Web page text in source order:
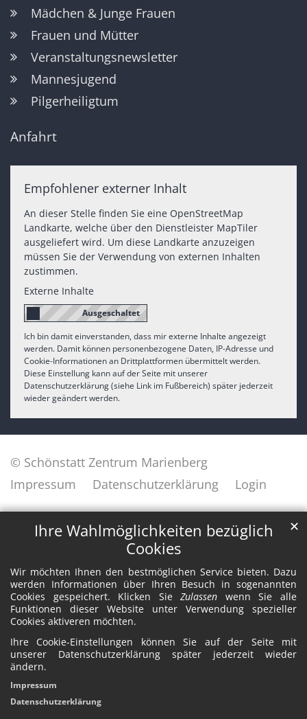
Ihre Wahlmöglichkeiten bezüglich
Cookies
Wir möchten Ihnen den bestmöglichen Service bieten. Dazu
werden Informationen über Ihren Besuch in sogenannten
Cookies gespeichert. Klicken SieZulassen wenn Sie alle
Funktionen dieser Website unter Verwendung spezieller
Cookies aktiveren möchten.
Ihre Cookie-Einstellungen können Sie auf der Seite mit
unserer Datenschutzerklärung später jederzeit wieder
ändern.
✕
Impressum
Datenschutzerklärung
Mädchen & Junge Frauen
Frauen und Mütter
Veranstaltungsnewsletter
Mannesjugend
Pilgerheiligtum
Anfahrt
Empfohlener externer Inhalt
An dieser Stelle finden Sie eine OpenStreetMap
Landkarte, welche über den Dienstleister MapTiler
ausgeliefert wird. Um diese Landkarte anzuzeigen
müssen Sie der Verwendung von externen Inhalten
zustimmen.
Externe Inhalte
Ich bin damit einverstanden, dass mir externe Inhalte angezeigt
werden. Damit können personenbezogene Daten, IP-Adresse und
Cookie-Informationen an Drittplattformen übermittelt werden.
Diese Einstellung kann auf der Seite mit unserer
Datenschutzerklärung (siehe Link im Fußbereich) später jederzeit
wieder geändert werden.
© Schönstatt Zentrum Marienberg
Impressum
Datenschutzerklärung Login